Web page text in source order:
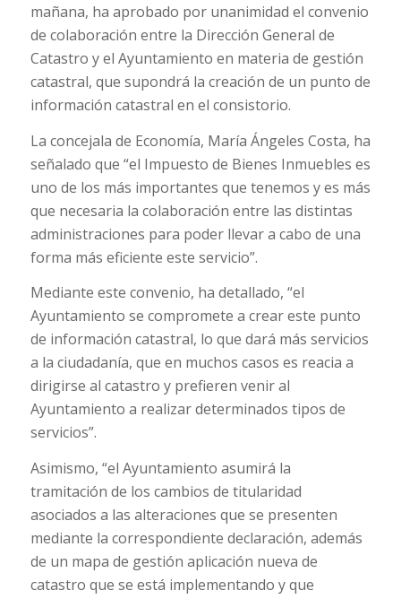
mañana, ha aprobado por unanimidad el convenio
de colaboración entre la Dirección General de
Catastro y el Ayuntamiento en materia de gestión
catastral, que supondrá la creación de un punto de
información catastral en el consistorio.
La concejala de Economía, María Ángeles Costa, ha
señalado que “el Impuesto de Bienes Inmuebles es
uno de los más importantes que tenemos y es más
que necesaria la colaboración entre las distintas
administraciones para poder llevar a cabo de una
forma más eficiente este servicio”.
Mediante este convenio, ha detallado, “el
Ayuntamiento se compromete a crear este punto
de información catastral, lo que dará más servicios
a la ciudadanía, que en muchos casos es reacia a
dirigirse al catastro y prefieren venir al
Ayuntamiento a realizar determinados tipos de
servicios”.
Asimismo, “el Ayuntamiento asumirá la
tramitación de los cambios de titularidad
asociados a las alteraciones que se presenten
mediante la correspondiente declaración, además
de un mapa de gestión aplicación nueva de
catastro que se está implementando y que